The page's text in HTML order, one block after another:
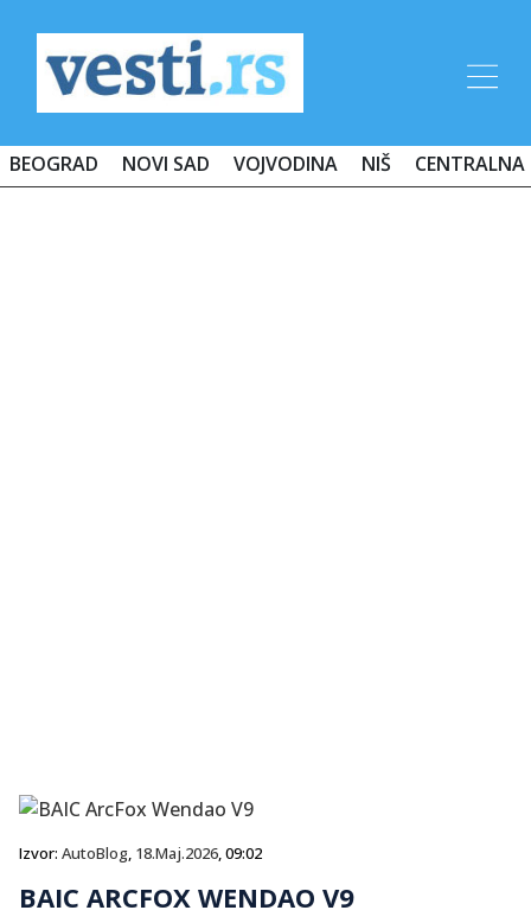
BEOGRAD NOVI SAD VOJVODINA NIŠ CENTRALNA
Izvor: AutoBlog, 18.Maj.2026, 09:02
BAIC ARCFOX WENDAO V9